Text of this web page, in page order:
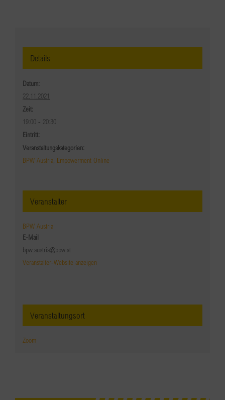
Details
Datum:
22.11.2021
Zeit:
19:00 - 20:30
Eintritt:
Veranstaltungskategorien:
BPW Austria, Empowerment Online
Veranstalter
BPW Austria
E-Mail
bpw.austria@bpw.at
Veranstalter-Website anzeigen
Veranstaltungsort
Zoom